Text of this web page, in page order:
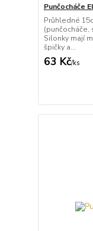
Punčocháče
Průhledné
(punčocháče,
Silonky mají
špičky a...
63 Kč/ks